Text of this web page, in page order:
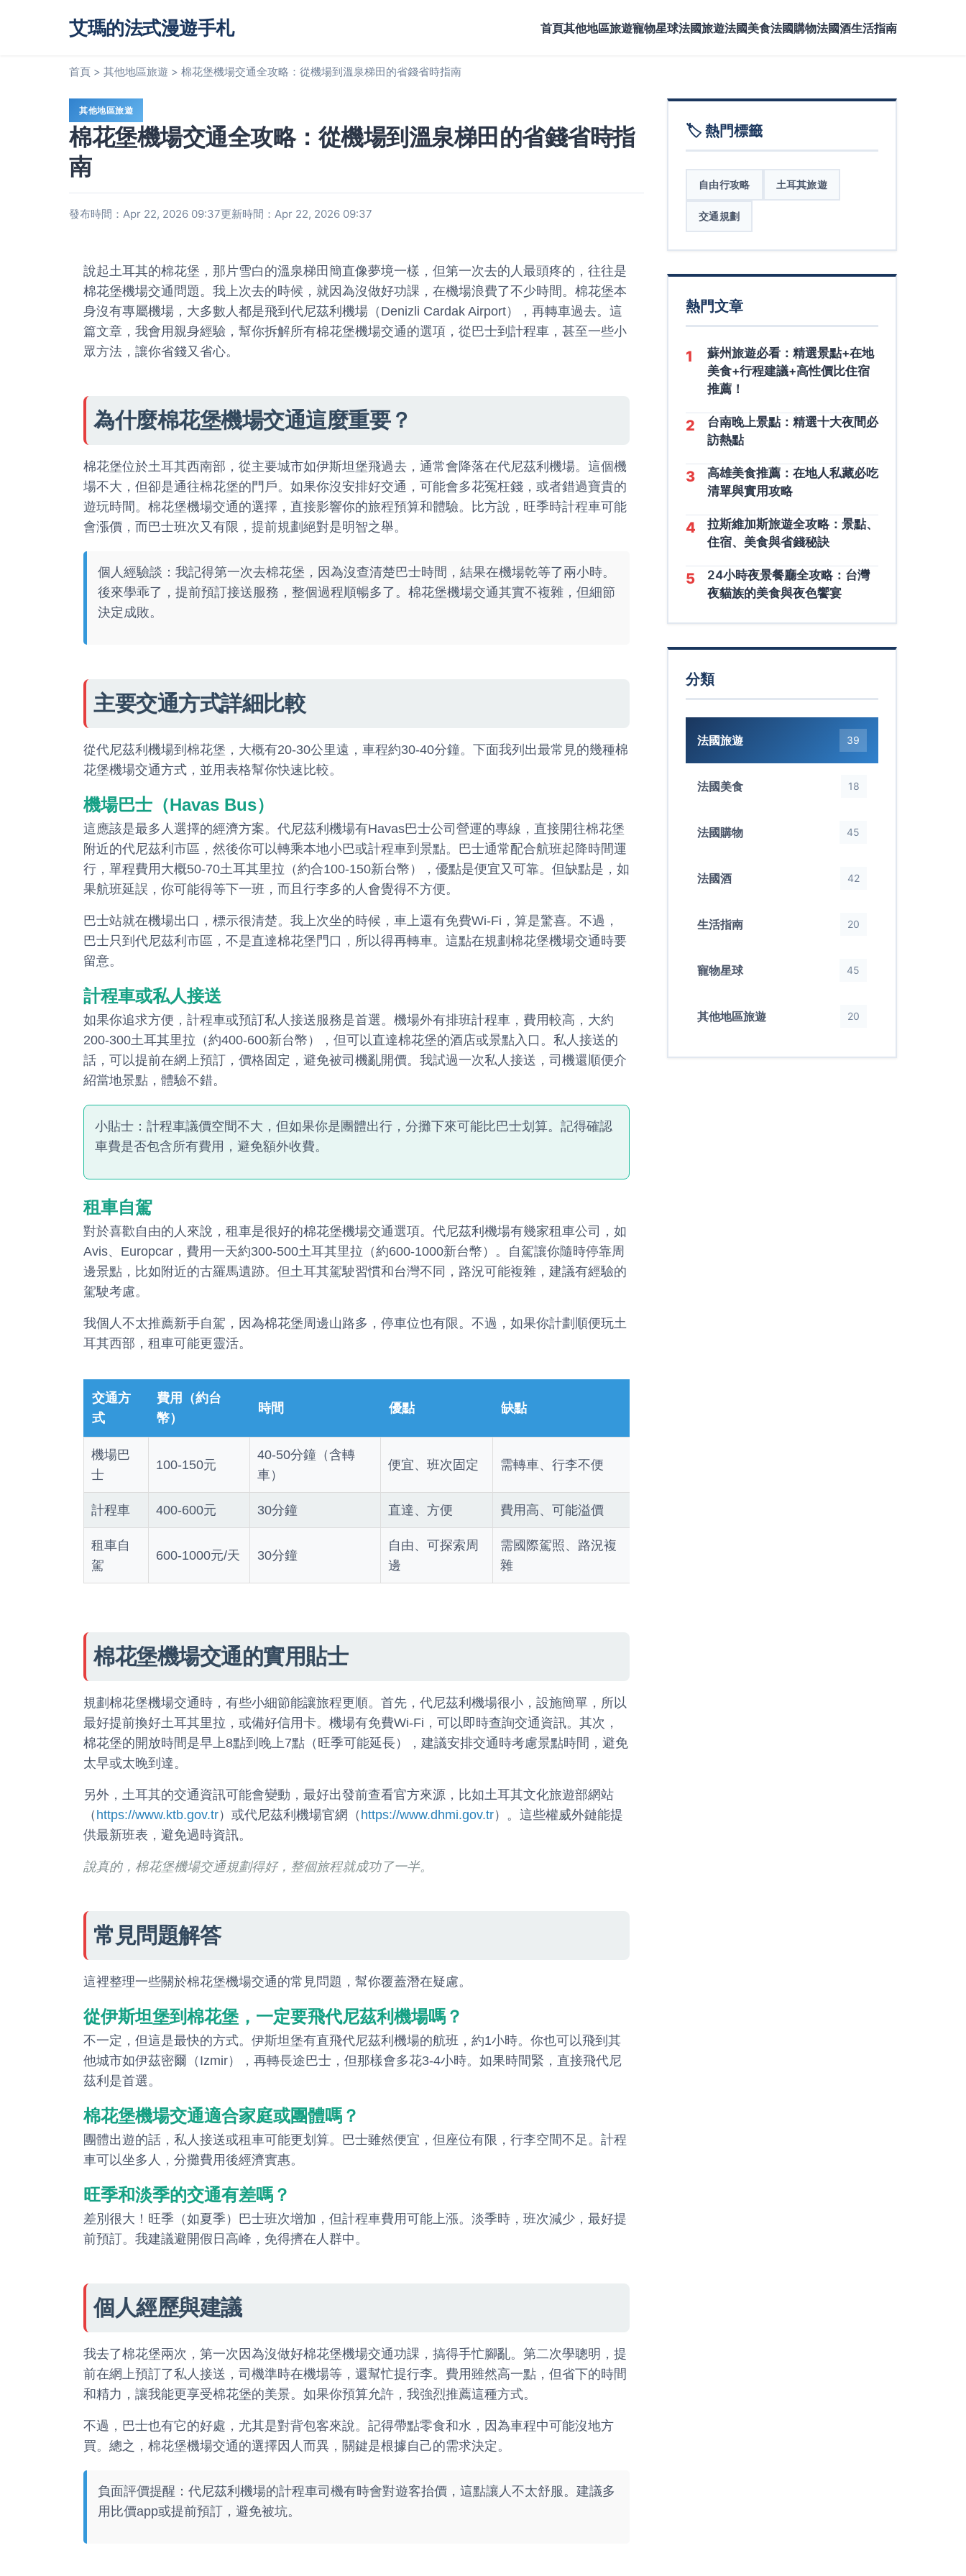
艾瑪的法式漫遊手札 首頁其他地區旅遊寵物星球法國旅遊法國美食法國購物法國酒生活指南
首頁 > 其他地區旅遊 > 棉花堡機場交通全攻略：從機場到溫泉梯田的省錢省時指南
其他地區旅遊
棉花堡機場交通全攻略：從機場到溫泉梯田的省錢省時指
南
發布時間：Apr 22, 2026 09:37更新時間：Apr 22, 2026 09:37
說起土耳其的棉花堡，那片雪白的溫泉梯田簡直像夢境一樣，但第一次去的人最頭疼的，往往是
棉花堡機場交通問題。我上次去的時候，就因為沒做好功課，在機場浪費了不少時間。棉花堡本
身沒有專屬機場，大多數人都是飛到代尼茲利機場（Denizli Cardak Airport），再轉車過去。這
篇文章，我會用親身經驗，幫你拆解所有棉花堡機場交通的選項，從巴士到計程車，甚至一些小
眾方法，讓你省錢又省心。
為什麼棉花堡機場交通這麼重要？
棉花堡位於土耳其西南部，從主要城市如伊斯坦堡飛過去，通常會降落在代尼茲利機場。這個機
場不大，但卻是通往棉花堡的門戶。如果你沒安排好交通，可能會多花冤枉錢，或者錯過寶貴的
遊玩時間。棉花堡機場交通的選擇，直接影響你的旅程預算和體驗。比方說，旺季時計程車可能
會漲價，而巴士班次又有限，提前規劃絕對是明智之舉。
個人經驗談：我記得第一次去棉花堡，因為沒查清楚巴士時間，結果在機場乾等了兩小時。
後來學乖了，提前預訂接送服務，整個過程順暢多了。棉花堡機場交通其實不複雜，但細節
決定成敗。
主要交通方式詳細比較
從代尼茲利機場到棉花堡，大概有20-30公里遠，車程約30-40分鐘。下面我列出最常見的幾種棉
花堡機場交通方式，並用表格幫你快速比較。
機場巴士（Havas Bus）
這應該是最多人選擇的經濟方案。代尼茲利機場有Havas巴士公司營運的專線，直接開往棉花堡
附近的代尼茲利市區，然後你可以轉乘本地小巴或計程車到景點。巴士通常配合航班起降時間運
行，單程費用大概50-70土耳其里拉（約合100-150新台幣），優點是便宜又可靠。但缺點是，如
果航班延誤，你可能得等下一班，而且行李多的人會覺得不方便。
巴士站就在機場出口，標示很清楚。我上次坐的時候，車上還有免費Wi-Fi，算是驚喜。不過，
巴士只到代尼茲利市區，不是直達棉花堡門口，所以得再轉車。這點在規劃棉花堡機場交通時要
留意。
計程車或私人接送
如果你追求方便，計程車或預訂私人接送服務是首選。機場外有排班計程車，費用較高，大約
200-300土耳其里拉（約400-600新台幣），但可以直達棉花堡的酒店或景點入口。私人接送的
話，可以提前在網上預訂，價格固定，避免被司機亂開價。我試過一次私人接送，司機還順便介
紹當地景點，體驗不錯。
小貼士：計程車議價空間不大，但如果你是團體出行，分攤下來可能比巴士划算。記得確認
車費是否包含所有費用，避免額外收費。
租車自駕
對於喜歡自由的人來說，租車是很好的棉花堡機場交通選項。代尼茲利機場有幾家租車公司，如
Avis、Europcar，費用一天約300-500土耳其里拉（約600-1000新台幣）。自駕讓你隨時停靠周
邊景點，比如附近的古羅馬遺跡。但土耳其駕駛習慣和台灣不同，路況可能複雜，建議有經驗的
駕駛考慮。
我個人不太推薦新手自駕，因為棉花堡周邊山路多，停車位也有限。不過，如果你計劃順便玩土
耳其西部，租車可能更靈活。
交通方
式
費用（約台
幣）
時間 優點 缺點
機場巴
士
100-150元
40-50分鐘（含轉
車）
便宜、班次固定 需轉車、行李不便
計程車 400-600元 30分鐘 直達、方便 費用高、可能溢價
租車自
駕
600-1000元/天 30分鐘
自由、可探索周
邊
需國際駕照、路況複
雜
棉花堡機場交通的實用貼士
規劃棉花堡機場交通時，有些小細節能讓旅程更順。首先，代尼茲利機場很小，設施簡單，所以
最好提前換好土耳其里拉，或備好信用卡。機場有免費Wi-Fi，可以即時查詢交通資訊。其次，
棉花堡的開放時間是早上8點到晚上7點（旺季可能延長），建議安排交通時考慮景點時間，避免
太早或太晚到達。
另外，土耳其的交通資訊可能會變動，最好出發前查看官方來源，比如土耳其文化旅遊部網站
（ https://www.ktb.gov.tr）或代尼茲利機場官網（ https://www.dhmi.gov.tr）。這些權威外鏈能提
供最新班表，避免過時資訊。
說真的，棉花堡機場交通規劃得好，整個旅程就成功了一半。
常見問題解答
這裡整理一些關於棉花堡機場交通的常見問題，幫你覆蓋潛在疑慮。
從伊斯坦堡到棉花堡，一定要飛代尼茲利機場嗎？
不一定，但這是最快的方式。伊斯坦堡有直飛代尼茲利機場的航班，約1小時。你也可以飛到其
他城市如伊茲密爾（Izmir），再轉長途巴士，但那樣會多花3-4小時。如果時間緊，直接飛代尼
茲利是首選。
棉花堡機場交通適合家庭或團體嗎？
團體出遊的話，私人接送或租車可能更划算。巴士雖然便宜，但座位有限，行李空間不足。計程
車可以坐多人，分攤費用後經濟實惠。
旺季和淡季的交通有差嗎？
差別很大！旺季（如夏季）巴士班次增加，但計程車費用可能上漲。淡季時，班次減少，最好提
前預訂。我建議避開假日高峰，免得擠在人群中。
個人經歷與建議
我去了棉花堡兩次，第一次因為沒做好棉花堡機場交通功課，搞得手忙腳亂。第二次學聰明，提
前在網上預訂了私人接送，司機準時在機場等，還幫忙提行李。費用雖然高一點，但省下的時間
和精力，讓我能更享受棉花堡的美景。如果你預算允許，我強烈推薦這種方式。
不過，巴士也有它的好處，尤其是對背包客來說。記得帶點零食和水，因為車程中可能沒地方
買。總之，棉花堡機場交通的選擇因人而異，關鍵是根據自己的需求決定。
負面評價提醒：代尼茲利機場的計程車司機有時會對遊客抬價，這點讓人不太舒服。建議多
用比價app或提前預訂，避免被坑。
🏷️ 熱門標籤
自由行攻略 土耳其旅遊
交通規劃
熱門文章
1
蘇州旅遊必看：精選景點+在地
美食+行程建議+高性價比住宿
推薦！
2
台南晚上景點：精選十大夜間必
訪熱點
3
高雄美食推薦：在地人私藏必吃
清單與實用攻略
4
拉斯維加斯旅遊全攻略：景點、
住宿、美食與省錢秘訣
5
24小時夜景餐廳全攻略：台灣
夜貓族的美食與夜色饗宴
分類
法國旅遊 39
法國美食 18
法國購物 45
法國酒 42
生活指南 20
寵物星球 45
其他地區旅遊 20